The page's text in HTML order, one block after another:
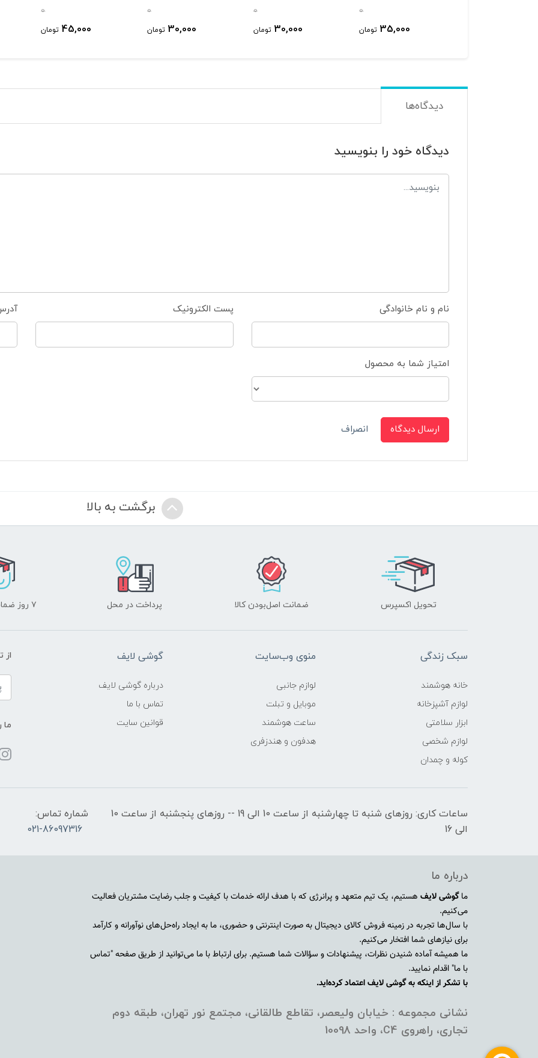
0
35,000 تومان
0
30,000 تومان
0
30,000 تومان
0
45,000 تومان
دیدگاه‌ها
دیدگاه خود را بنویسید
نام و نام خانوادگی پست الکترونیک
امتیاز شما به محصول
ارسال دیدگاه انصراف
برگشت به بالا
تحویل اکسپرس ضمانت اصل‌بودن کالا پرداخت در محل ۷ روز ضمانت بازگشت
سبک زندگی
خانه هوشمند
لوازم آشپزخانه
ابزار سلامتی
لوازم شخصی
کوله و چمدان
منوی وب‌سایت
لوازم جانبی
موبایل و تبلت
ساعت هوشمند
هدفون و هندزفری
گوشی لایف
درباره گوشی لایف
تماس با ما
قوانین سایت
از
ما
ساعات کاری: روزهای شنبه تا چهارشنبه از ساعت 10 الی 19 -- روزهای پنجشنبه از ساعت 10
الی 16
شماره تماس:
021-86097316
درباره ما
ماگوشی لایف هستیم، یک تیم متعهد و پرانرژی که با هدف ارائه خدمات با کیفیت و جلب رضایت مشتریان فعالیت
می‌کنیم.
با سال‌ها تجربه در زمینه فروش کالای دیجیتال به صورت اینترنتی و حضوری، ما به ایجاد راه‌حل‌های نوآورانه و کارآمد
برای نیازهای شما افتخار می‌کنیم.
ما همیشه آماده شنیدن نظرات، پیشنهادات و سؤالات شما هستیم. برای ارتباط با ما می‌توانید از طریق صفحه "تماس
با ما" اقدام نمایید.
با تشکر از اینکه به گوشی لایف اعتماد کرده‌اید.
نشانی مجموعه : خیابان ولیعصر، تقاطع طالقانی، مجتمع نور تهران، طبقه دوم
تجاری، راهروی C4، واحد 10098